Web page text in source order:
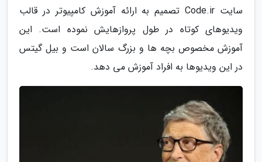
سایت Code.ir تصمیم به ارائه آموزش کامپیوتر در قالب
ویدیوهای کوتاه در طول پروازهایش نموده است. این
آموزش مخصوص بچه ها و بزرگ سالان است و بیل گیتس
در این ویدیوها به افراد آموزش می دهد.